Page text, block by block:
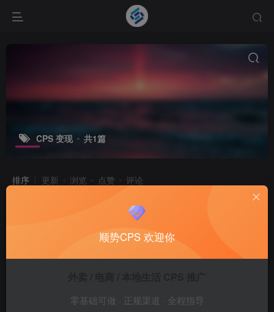
CPS 变现 共1篇
排序 更新 浏览 点赞 评论
SHUNSHIWL顺势助手_CPS推广变现
CPS项目
顺势CPS 欢迎你
零基础可做 · 正规渠道 · 全程指导